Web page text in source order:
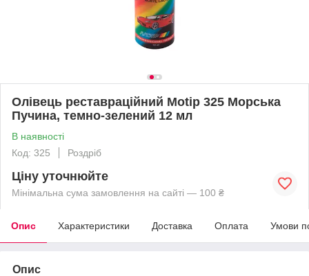
Олівець реставраційний Motip 325 Морська
Пучина, темно-зелений 12 мл
В наявності
Код: 325
Роздріб
Ціну уточнюйте
Мінімальна сума замовлення на сайті — 100 ₴
Опис Характеристики Доставка Оплата Умови
Опис